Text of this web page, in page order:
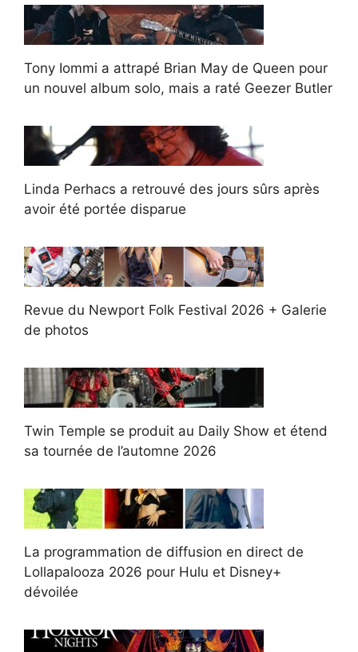
Tony Iommi a attrapé Brian May de Queen pour
un nouvel album solo, mais a raté Geezer Butler
Linda Perhacs a retrouvé des jours sûrs après
avoir été portée disparue
Revue du Newport Folk Festival 2026 + Galerie
de photos
Twin Temple se produit au Daily Show et étend
sa tournée de l’automne 2026
La programmation de diffusion en direct de
Lollapalooza 2026 pour Hulu et Disney+
dévoilée